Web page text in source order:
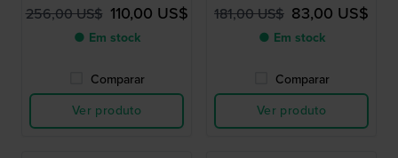
dia
256,00 US$ 110,00 US$
● Em stock
Comparar
Ver produto
181,00 US$ 83,00 US$
● Em stock
Comparar
Ver produto